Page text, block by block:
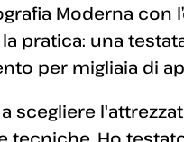
Moderna con
pratica: una
per migliaia di
scegliere